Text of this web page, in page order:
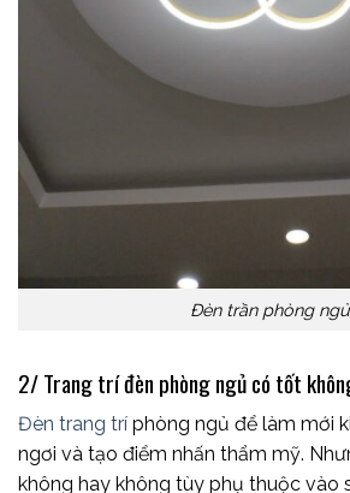
Đèn trần phòng ngủ
2/ Trang trí đèn phòng ngủ có tốt
Đèn trang trí phòng ngủ để làm mới
ngơi và tạo điểm nhấn thẩm mỹ.
không hay không tùy phụ thuộc vào